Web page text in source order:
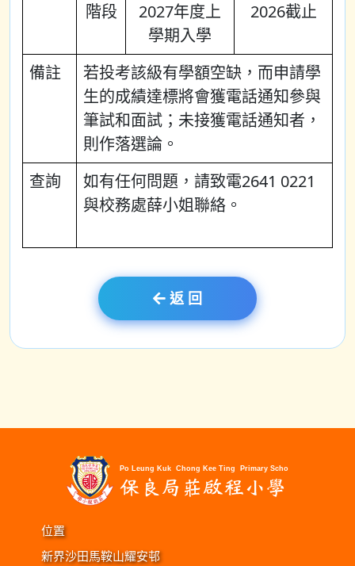
階段
2027年度上
學期入學
2026截止
備註
若投考該級有學額空缺，而申請學
生的成績達標將會獲電話通知參與
筆試和面試；未接獲電話通知者，
則作落選論。
查詢
如有任何問題，請致電2641 0221
與校務處薛小姐聯絡。
返 回
位置
新界沙田馬鞍山耀安邨